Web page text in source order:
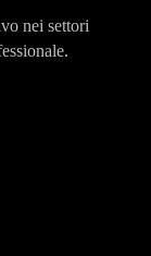
nei settori